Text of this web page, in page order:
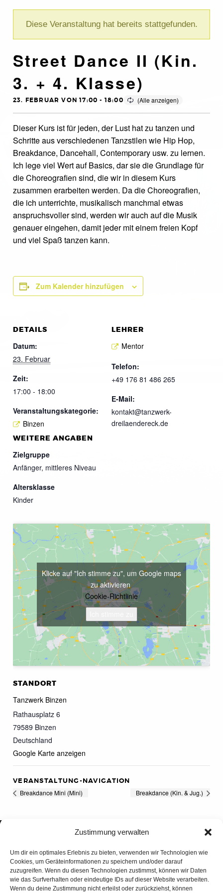
Zustimmung verwalten
Um dir ein optimales Erlebnis zu bieten, verwenden wir Technologien wie
Cookies, um Geräteinformationen zu speichern und/oder darauf
zuzugreifen. Wenn du diesen Technologien zustimmst, können wir Daten
wie das Surfverhalten oder eindeutige IDs auf dieser Website verarbeiten.
Wenn du deine Zustimmung nicht erteilst oder zurückziehst, können
Diese Veranstaltung hat bereits stattgefunden.
Street Dance II (Kin.
3. + 4. Klasse)
23. FEBRUAR VON 17:00 - 18:00
Dieser Kurs ist für jeden, der Lust hat zu tanzen und
Schritte aus verschiedenen Tanzstilen wie Hip Hop,
Breakdance, Dancehall, Contemporary usw. zu lernen.
Ich lege viel Wert auf Basics, dar sie die Grundlage für
die Choreografien sind, die wir in diesem Kurs
zusammen erarbeiten werden. Da die Choreografien,
die ich unterrichte, musikalisch manchmal etwas
anspruchsvoller sind, werden wir auch auf die Musik
genauer eingehen, damit jeder mit einem freien Kopf
und viel Spaß tanzen kann.
Zum Kalender hinzufügen
DETAILS
Datum:
23. Februar
Zeit:
17:00 - 18:00
Veranstaltungskategorie:
Binzen
LEHRER
Mentor
Telefon:
+49 176 81 486 265
E-Mail:
kontakt@tanzwerk-
dreilaendereck.de
WEITERE ANGABEN
Zielgruppe
Anfänger, mittleres Niveau
Altersklasse
Kinder
STANDORT
Tanzwerk Binzen
Rathausplatz 6
79589 Binzen
Deutschland
Google Karte anzeigen
Klicke auf "Ich stimme zu", um Google maps
zu aktivieren
Cookie-Richtlinie
VERANSTALTUNG-NAVIGATION
Breakdance Mini (Mini) Breakdance (Kin. & Jug.)